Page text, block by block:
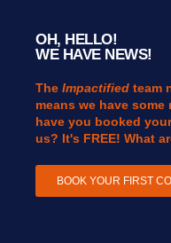
OH, HELLO!
WE HAVE NEWS!
The Impactified team
means we have
have you booked
us? It's FREE! What
BOOK YOUR FIRST